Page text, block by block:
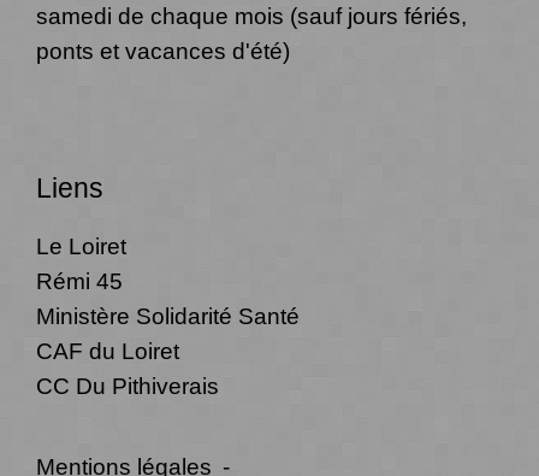
samedi de chaque mois (sauf jours fériés,
ponts et vacances d'été)
Liens
Le Loiret
Rémi 45
Ministère Solidarité Santé
CAF du Loiret
CC Du Pithiverais
Mentions légales -